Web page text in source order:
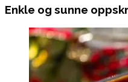
Enkle og sunne